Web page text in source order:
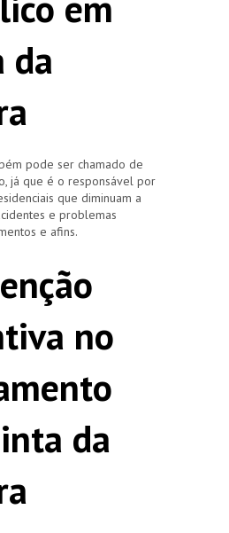
da
pode ser chamado de
já que é o responsável por
que diminuam a
e problemas
e afins.
no
da